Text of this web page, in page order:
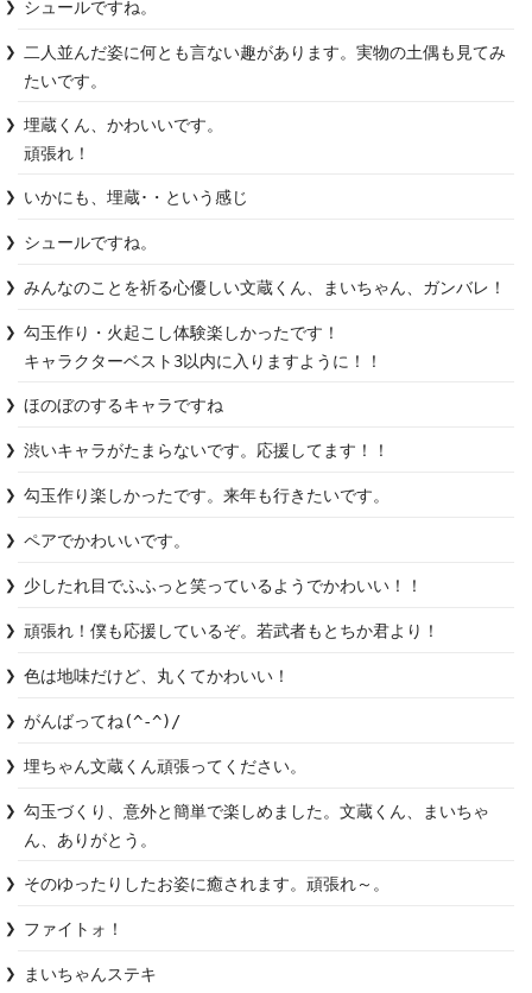
シュールですね。
二人並んだ姿に何とも言ない趣があります。実物の土偶も見てみ
たいです。
埋蔵くん、かわいいです。
頑張れ！
いかにも、埋蔵･・という感じ
シュールですね。
みんなのことを祈る心優しい文蔵くん、まいちゃん、ガンバレ！
勾玉作り・火起こし体験楽しかったです！
キャラクターベスト3以内に入りますように！！
ほのぼのするキャラですね
渋いキャラがたまらないです。応援してます！！
勾玉作り楽しかったです。来年も行きたいです。
少したれ目でふふっと笑っているようでかわいい！！
頑張れ！僕も応援しているぞ。若武者もとちか君より！
色は地味だけど、丸くてかわいい！
がんばってね(^-^)/
埋ちゃん文蔵くん頑張ってください。
勾玉づくり、意外と簡単で楽しめました。文蔵くん、まいちゃ
ん、ありがとう。
そのゆったりしたお姿に癒されます。頑張れ～。
ファイトォ！
まいちゃんステキ